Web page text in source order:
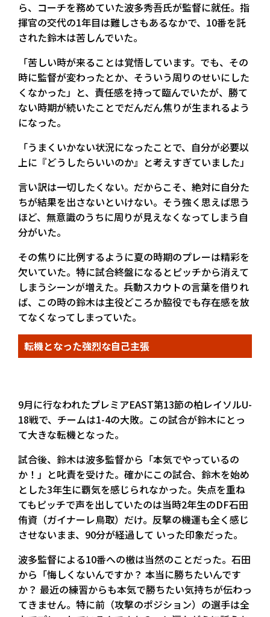
ら、コーチを務めていた波多秀吾氏が監督に就任。指
揮官の交代の1年目は難しさもあるなかで、10番を託
された鈴木は苦しんでいた。
「苦しい時が来ることは覚悟しています。でも、その
時に監督が変わったとか、そういう周りのせいにした
くなかった」と、責任感を持って臨んでいたが、勝て
ない時期が続いたことでだんだん焦りが生まれるよう
になった。
「うまくいかない状況になったことで、自分が必要以
上に『どうしたらいいのか』と考えすぎていました」
言い訳は一切したくない。だからこそ、絶対に自分た
ちが結果を出さないといけない。そう強く思えば思う
ほど、無意識のうちに周りが見えなくなってしまう自
分がいた。
その焦りに比例するように夏の時期のプレーは精彩を
欠いていた。特に試合終盤になるとピッチから消えて
しまうシーンが増えた。兵動スカウトの言葉を借りれ
ば、この時の鈴木は主役どころか脇役でも存在感を放
てなくなってしまっていた。
転機となった強烈な自己主張
9月に行なわれたプレミアEAST第13節の柏レイソルU-
18戦で、チームは1-4の大敗。この試合が鈴木にとっ
て大きな転機となった。
試合後、鈴木は波多監督から「本気でやっているの
か！」と叱責を受けた。確かにこの試合、鈴木を始め
とした3年生に覇気を感じられなかった。失点を重ね
てもピッチで声を出していたのは当時2年生のDF石田
侑資（ガイナーレ鳥取）だけ。反撃の機運も全く感じ
させないまま、90分が経過して いった印象だった。
波多監督による10番への檄は当然のことだった。石田
から「悔しくないんですか？ 本当に勝ちたいんです
か？ 最近の練習からも本気で勝ちたい気持ちが伝わっ
てきません。特に前（攻撃のポジション）の選手は全